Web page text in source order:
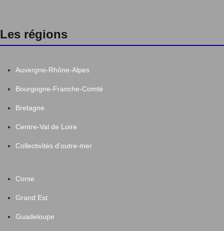
Les régions
Auvergne-Rhône-Alpes
Bourgogne-Franche-Comté
Bretagne
Centre-Val de Loire
Collectivités d'outre-mer
Corse
Grand Est
Guadeloupe